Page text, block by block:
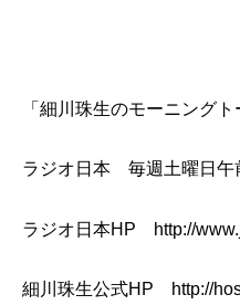
「細川珠生のモーニングト
ラジオ日本 毎週土曜日午
ラジオ日本HP http://
細川珠生公式HP http://